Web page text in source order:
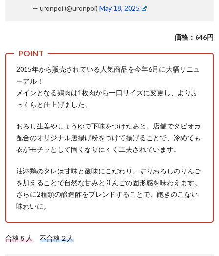
— uronpoi (@uronpoi)May 18, 2025
価格：646円
2015年から販売されている人気商品を今年6月に大幅リニュ
ーアル！
メインとなる鶏肉は1枚肉から一口サイズに変更し、よりふ
っくらと仕上げました。
おろし生姜やしょうゆで下味をつけたあと、店舗でタピオカ
配合のオリジナル唐揚げ粉をつけて揚げることで、冷めても
衣がモチッとして固くなりにくく工夫されています。
油淋鶏のタレは甘味と酸味にこだわり、すりおろしのりんご
を加えることで自然な甘みとりんごの固形感を味わえます。
さらに2種類の醸造酢をブレンドすることで、飽きのこない
味わいに。
合格５人 不合格２人